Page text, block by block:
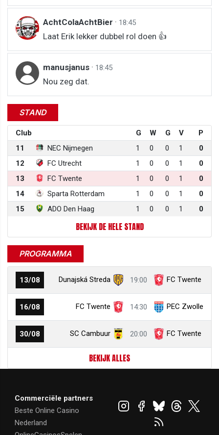
AchtColaAchtBier · 18:45
Laat Erik lekker dubbel rol doen 👍
manusjanus · 18:45
Nou zeg dat.
STAND
Club G W G V
P
11
NEC Nijmegen 1 0 0 1
0
12
FC Utrecht 1 0 0 1
0
13
FC Twente 1 0 0 1
0
14
Sparta Rotterdam 1 0 0 1
0
15
ADO Den Haag 1 0 0 1 0
BEKIJK DE HELE STAND
PROGRAMMA
13/08 Dunajská Streda 19:00 FC Twente
16/08 FC Twente 14:30 PEC Zwolle
30/08 SC Cambuur 20:00 FC Twente
BEKIJK ALLES
Commerciële partners
Beste Online Casino
Nederland